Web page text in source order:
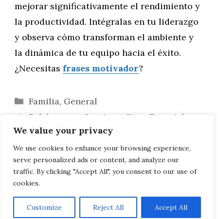
We value your privacy
We use cookies to enhance your browsing experience,
serve personalized ads or content, and analyze our
traffic. By clicking "Accept All", you consent to our use of
cookies.
Customize Reject All Accept All
mejorar significativamente el rendimiento y
la productividad. Intégralas en tu liderazgo
y observa cómo transforman el ambiente y
la dinámica de tu equipo hacia el éxito.
¿Necesitas frases motivador?
Categorías
Familia, General
Palabras que Inspiran: Citas Esenciales
para Líderes y Gerentes
Aprende a Dibujar Gatos Minimalistas
con Líneas Simples
AVISO LEGAL, POLITICA DE PRIVACIDAD, COOKIES